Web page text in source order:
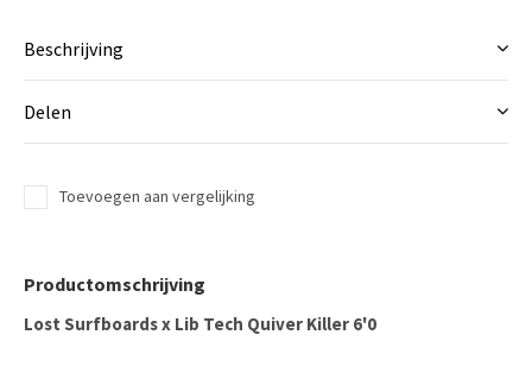
Beschrijving
Delen
Toevoegen aan vergelijking
Productomschrijving
Lost Surfboards x Lib Tech Quiver Killer 6'0